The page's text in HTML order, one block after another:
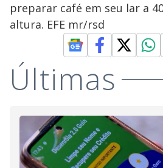
preparar café em seu lar a
altura. EFE mr/rsd
Últimas